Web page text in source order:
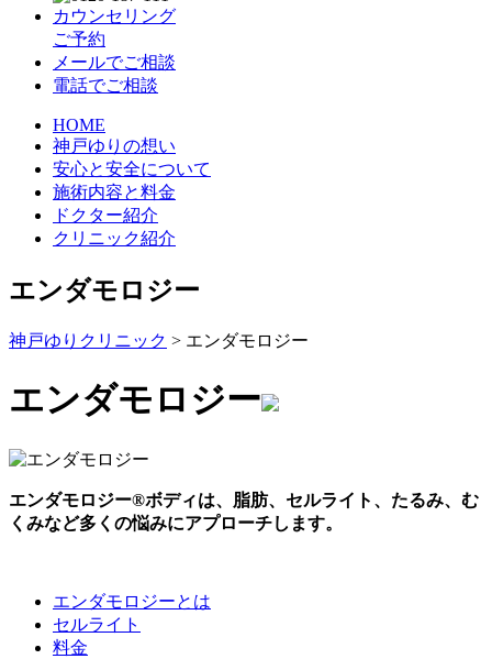
カウンセリング
ご予約
メールでご相談
電話でご相談
HOME
神戸ゆりの想い
安心と安全について
施術内容と料金
ドクター紹介
クリニック紹介
エンダモロジー
神戸ゆりクリニック > エンダモロジー
エンダモロジー
エンダモロジー®ボディは、脂肪、セルライト、たるみ、む
くみなど多くの悩みにアプローチします。
エンダモロジーとは
セルライト
料金